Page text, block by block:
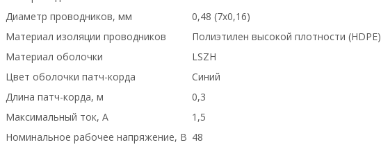
Диаметр проводников, мм
0,48 (7х0,16)
Материал изоляции проводников
Полиэтилен высокой плотности (HDPE)
Материал оболочки
LSZH
Цвет оболочки патч-корда
Синий
Длина патч-корда, м
0,3
Максимальный ток, А
1,5
Номинальное рабочее напряжение, В 48